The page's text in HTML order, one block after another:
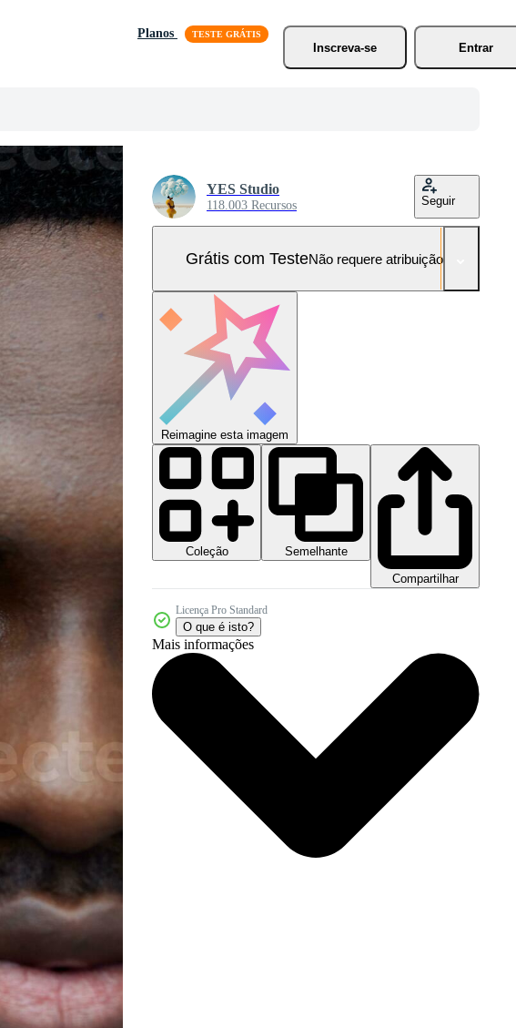
Planos
Inscreva-se
Entrar
YES Studio
118.003 Recursos Seguir
Grátis com TesteNão requere atribuição!
Reimagine esta imagem
Coleção
Semelhante
Compartilhar
Licença Pro Standard
O que é isto?
Mais informações